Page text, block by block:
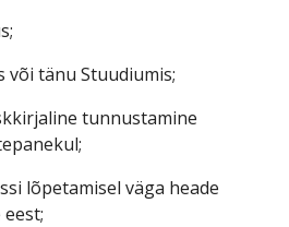
või tänu Stuudiumis;
tunnustamine
lõpetamisel väga heade